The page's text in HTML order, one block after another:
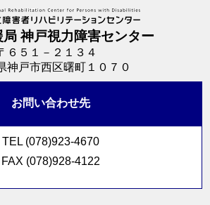
局 神戸視力障害センター
６５１－２１３４
神戸市西区曙町１０７０
お問い合わせ先
TEL (078)923-4670
FAX (078)928-4122